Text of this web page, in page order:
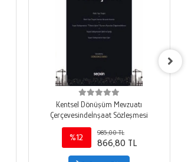
Kentsel Dönüşüm Mevzuatı
Çerçevesindeİnşaat Sözleşmesi
%12
985,00 TL
866,80 TL